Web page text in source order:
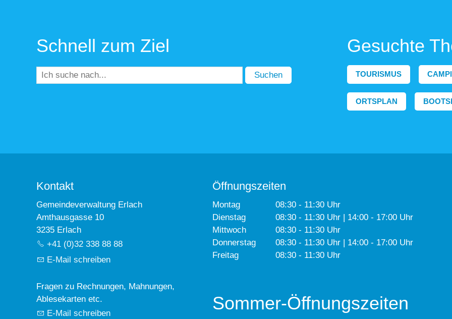
Schnell zum Ziel
Suchen
Gesuchte
TOURISMUS
ORTSPLAN
Kontakt
Gemeindeverwaltung Erlach
Amthausgasse 10
3235 Erlach
+41 (0)32 338 88 88
E-Mail schreiben
Fragen zu Rechnungen, Mahnungen,
Ablesekarten etc.
E-Mail schreiben
Öffnungszeiten
Montag
Dienstag
Mittwoch
Donnerstag
Freitag
08:30 - 11:30 Uhr
08:30 - 11:30 Uhr | 14:00 - 17:00 Uhr
08:30 - 11:30 Uhr
08:30 - 11:30 Uhr | 14:00 - 17:00 Uhr
08:30 - 11:30 Uhr
Sommer-Öffnungszeiten